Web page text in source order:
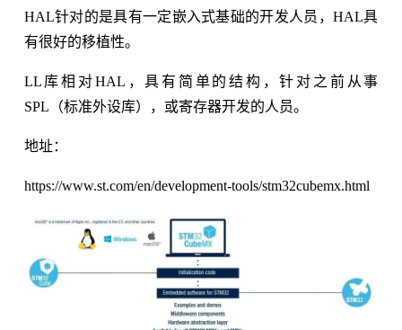
HAL针对的是具有一定嵌入式基础的开发人员，HAL具
有很好的移植性。
LL库相对HAL，具有简单的结构，针对之前从事
SPL（标准外设库），或寄存器开发的人员。
地址：
https://www.st.com/en/development-tools/stm32cubemx.html